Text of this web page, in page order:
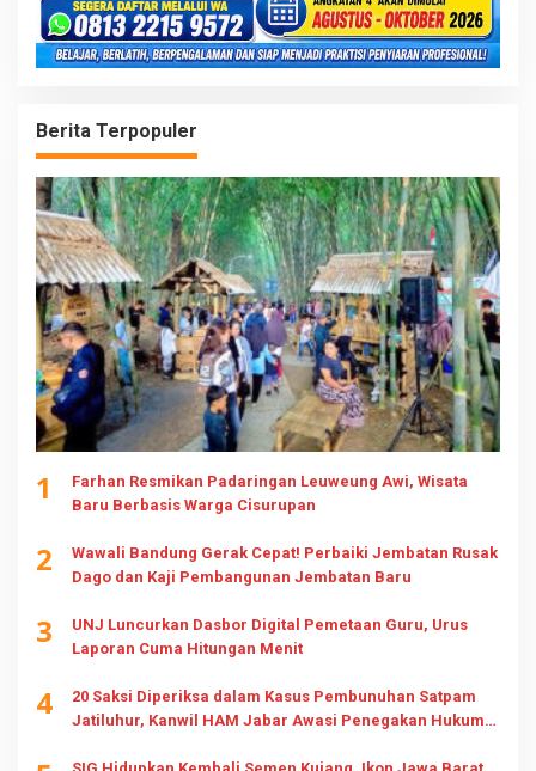
Berita Terpopuler
1
Farhan Resmikan Padaringan Leuweung Awi, Wisata
Baru Berbasis Warga Cisurupan
2
Wawali Bandung Gerak Cepat! Perbaiki Jembatan Rusak
Dago dan Kaji Pembangunan Jembatan Baru
3
UNJ Luncurkan Dasbor Digital Pemetaan Guru, Urus
Laporan Cuma Hitungan Menit
4
20 Saksi Diperiksa dalam Kasus Pembunuhan Satpam
Jatiluhur, Kanwil HAM Jabar Awasi Penegakan Hukum